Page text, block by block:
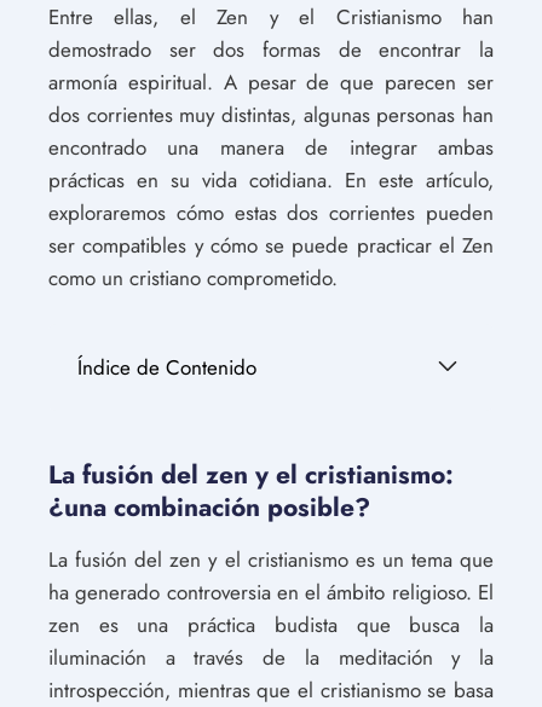
Entre ellas, el Zen y el Cristianismo han
demostrado ser dos formas de encontrar la
armonía espiritual. A pesar de que parecen ser
dos corrientes muy distintas, algunas personas han
encontrado una manera de integrar ambas
prácticas en su vida cotidiana. En este artículo,
exploraremos cómo estas dos corrientes pueden
ser compatibles y cómo se puede practicar el Zen
como un cristiano comprometido.
Índice de Contenido
La fusión del zen y el cristianismo:
¿una combinación posible?
La fusión del zen y el cristianismo es un tema que
ha generado controversia en el ámbito religioso. El
zen es una práctica budista que busca la
iluminación a través de la meditación y la
introspección, mientras que el cristianismo se basa